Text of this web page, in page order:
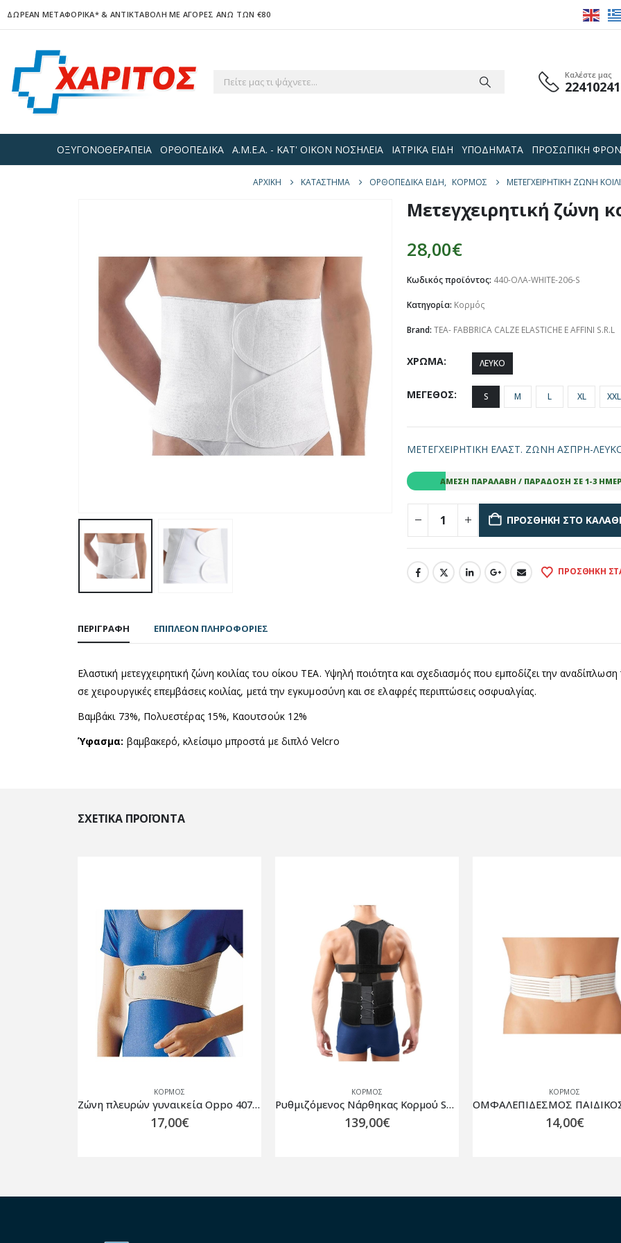
ΔΩΡΕΑΝ ΜΕΤΑΦΟΡΙΚΑ*& ΑΝΤΙΚΤΑΒΟΛΗ ΜΕ ΑΓΟΡΕΣ ΑΝΩ ΤΩΝ €80
Καλέστε μας
ΟΞΥΓΟΝΟΘΕΡΑΠΕΙΑ ΟΡΘΟΠΕΔΙΚΑ Α.Μ.Ε.Α. - ΚΑΤ' ΟΙΚΟΝ ΝΟΣΗΛΕΙΑ ΙΑΤΡΙΚΑ ΕΙΔΗ ΥΠΟΔΗΜΑΤΑ ΠΡΟΣΩΠΙΚΗ
ΑΡΧΙΚΉ ΚΑΤΆΣΤΗΜΑ ΟΡΘΟΠΕΔΙΚΑ ΕΙΔΗ, ΚΟΡΜΌΣ ΜΕΤΕΓΧΕΙΡΗΤΙΚΉ ΖΏΝΗ
Μετεγχειρητική ζώνη
28,00€
Κωδικός προϊόντος: 440-ΟΛΑ-WHITE-206-S
Κατηγορία: Κορμός
Brand: TEA- FABBRICA CALZE ELASTICHE E AFFINI S.R.L
ΧΡΩΜΑ ΛΕΥΚΟ
ΜΕΓΕΘΟΣ S M L XL XXL
ΜΕΤΕΓΧΕΙΡΗΤΙΚΗ ΕΛΑΣΤ. ΖΩΝΗ ΑΣΠΡΗ-
ΆΜΕΣΗ ΠΑΡΑΛΑΒΉ / ΠΑΡΆΔΟΣΗ ΣΕ 1-3
ΠΡΟΣΘΉΚΗ ΣΤΟ ΚΑΛΆΘΙ
ΠΡΟΣΘΉΚΗ
ΠΕΡΙΓΡΑΦΉ ΕΠΙΠΛΈΟΝ ΠΛΗΡΟΦΟΡΊΕΣ
Ελαστική μετεγχειρητική ζώνη κοιλίας του οίκου ΤΕΑ. Υψηλή ποιότητα και σχεδιασμός που εμποδίζει την αναδίπλωση
σε χειρουργικές επεμβάσεις κοιλίας, μετά την εγκυμοσύνη και σε ελαφρές περιπτώσεις οσφυαλγίας.
Βαμβάκι 73%, Πολυεστέρας 15%, Καουτσούκ 12%
Ύφασμα: βαμβακερό, κλείσιμο μπροστά με διπλό Velcro
ΣΧΕΤΙΚΆ ΠΡΟΪΌΝΤΑ
ΚΟΡΜΌΣ
Ζώνη πλευρών γυναικεία Oppo 4074 Μπεζ – One size
17,00€
ΚΟΡΜΌΣ
Ρυθμιζόμενος Νάρθηκας Κορμού Sacro Plus-Pad σε Μαύρο Χρώμα
139,00€
ΚΟΡΜΌΣ
14,00€